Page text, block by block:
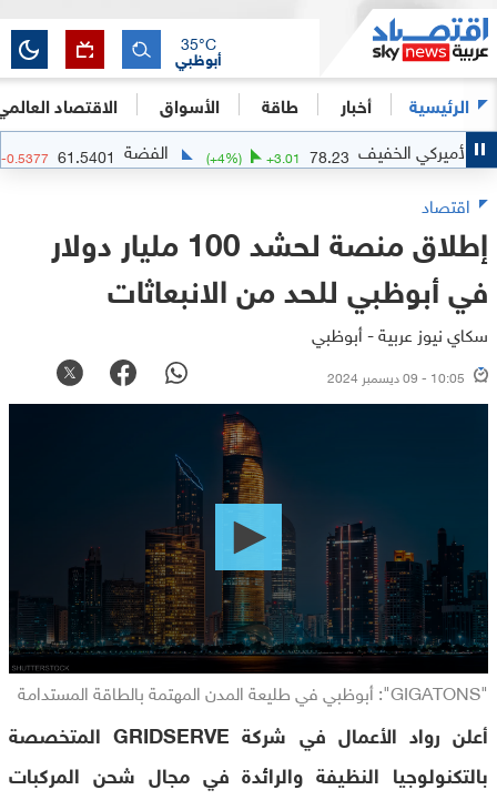
الرئيسية أخبار طاقة الأسواق الاقتصاد
أبوظبي
35°C
الخفيف 78.23
+3.01
( +4%) الفضة 61.5401
-0.5377
%)
اقتصاد
إطلاق منصة لحشد 100 مليار دولار
في أبوظبي للحد من الانبعاثات
سكاي نيوز عربية - أبوظبي
10:05 - 09 ديسمبر 2024
"GIGATONS": أبوظبي في طليعة المدن المهتمة بالطاقة المستدامة
أعلن رواد الأعمال في شركة GRIDSERVE المتخصصة
بالتكنولوجيا النظيفة والرائدة في مجال شحن المركبات